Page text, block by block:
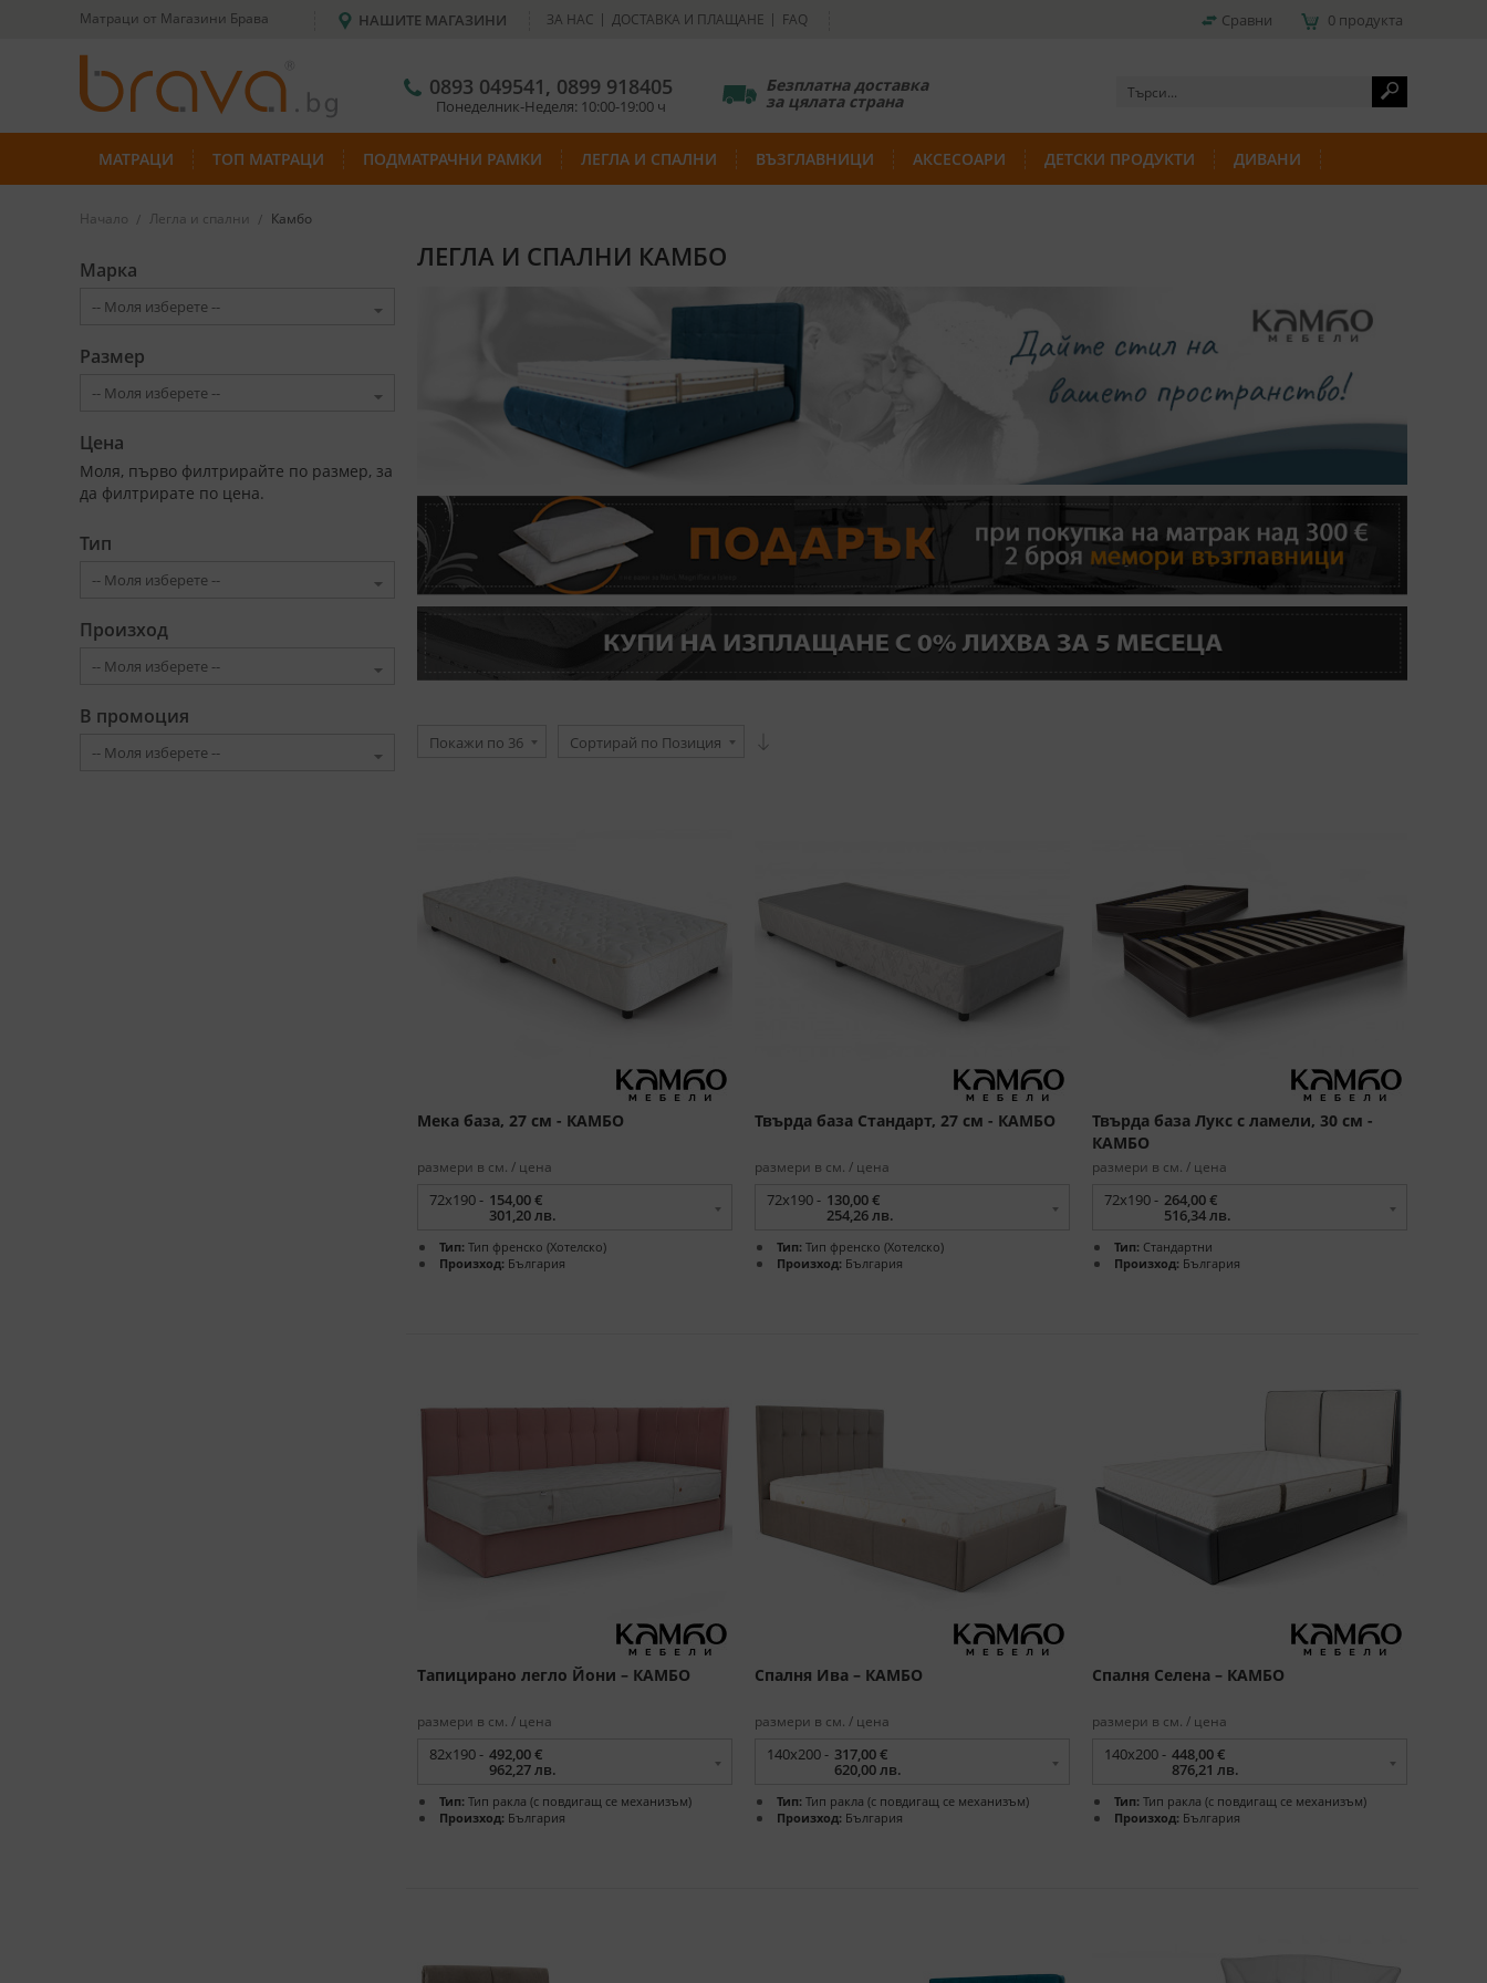
Матраци от Магазини Брава НАШИТЕ МАГАЗИНИ ЗА НАС ДОСТАВКА И ПЛАЩАНЕ FAQ Сравни 0 продукта
0893 049541, 0899 918405
Понеделник-Неделя: 10:00-19:00 ч
Безплатна доставка
за цялата страна
МАТРАЦИ ТОП МАТРАЦИ ПОДМАТРАЧНИ РАМКИ ЛЕГЛА И СПАЛНИ ВЪЗГЛАВНИЦИ АКСЕСОАРИ ДЕТСКИ ПРОДУКТИ ДИВАНИ
Начало Легла и спални Камбо
ЛЕГЛА И СПАЛНИ КАМБО
Покажи по 36 Сортирай по Позиция
Мека база, 27 см - КАМБО
размери в см. / цена
72x190 - 154,00 €
301,20 лв.
Тип: Тип френско (Хотелско)
Произход: България
Твърда база Стандарт, 27 см - КАМБО
размери в см. / цена
72x190 - 130,00 €
254,26 лв.
Тип: Тип френско (Хотелско)
Произход: България
Твърда база Лукс с ламели, 30 см -
КАМБО
размери в см. / цена
72x190 - 264,00 €
516,34 лв.
Тип: Стандартни
Произход: България
Тапицирано легло Йони – КАМБО
размери в см. / цена
82x190 - 492,00 €
962,27 лв.
Тип: Тип ракла (с повдигащ се механизъм)
Произход: България
Спалня Ива – КАМБО
размери в см. / цена
140x200 - 317,00 €
620,00 лв.
Тип: Тип ракла (с повдигащ се механизъм)
Произход: България
Спалня Селена – КАМБО
размери в см. / цена
140x200 - 448,00 €
876,21 лв.
Тип: Тип ракла (с повдигащ се механизъм)
Произход: България
Марка
Размер
Цена
Моля, първо филтрирайте по размер, за
да филтрирате по цена.
Тип
Произход
В промоция